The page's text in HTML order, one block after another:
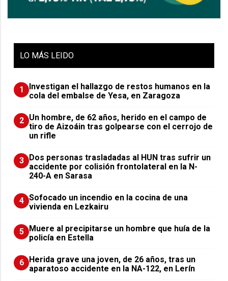
LO MÁS LEIDO
1
Investigan el hallazgo de restos humanos en la
cola del embalse de Yesa, en Zaragoza
2 Un hombre, de 62 años, herido en el campo de
tiro de Aizoáin tras golpearse con el cerrojo de
un rifle
3 ​Dos personas trasladadas al HUN tras sufrir un
accidente por colisión frontolateral en la N-
240-A en Sarasa
4 Sofocado un incendio en la cocina de una
vivienda en Lezkairu
5 Muere al precipitarse un hombre que huía de la
policía en Estella
6 Herida grave una joven, de 26 años, tras un
aparatoso accidente en la NA-122, en Lerín